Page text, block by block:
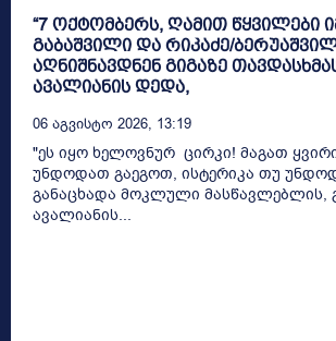
“7 ოქტომბერს, ღამით წყვილები
გაბაშვილი და რიკაძე/
აღნიშნავდნენ გიგაზე
ავალიანის დედა,
06 Აგვისტო 2026, 13:19
"ეს იყო ხელოვნურ ცირკი! მაგათ
უნდოდათ გაეგოთ, ისტერიკა თუ
განაცხადა მოკლული მასწავლებლის,
ავალიანის...